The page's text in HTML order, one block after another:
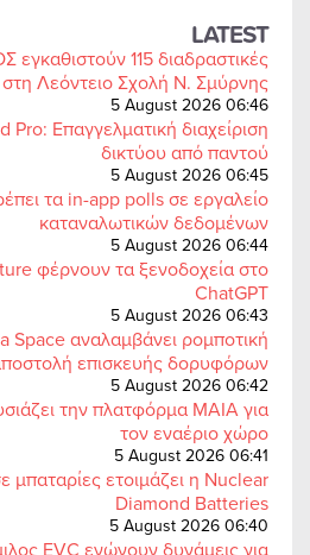
LATEST
115 διαδραστικές
Λεόντειο Σχολή Ν. Σμύρνης
5 August 2026 06:46
Επαγγελματική διαχείριση
δικτύου από παντού
5 August 2026 06:45
τα in-app polls σε εργαλείο
καταναλωτικών δεδομένων
5 August 2026 06:44
φέρνουν τα ξενοδοχεία στο
ChatGPT
5 August 2026 06:43
Space αναλαμβάνει ρομποτική
επισκευής δορυφόρων
5 August 2026 06:42
την πλατφόρμα MAIA για
τον εναέριο χώρο
5 August 2026 06:41
μπαταρίες ετοιμάζει η Nuclear
Diamond Batteries
5 August 2026 06:40
EVC ενώνουν δυνάμεις για